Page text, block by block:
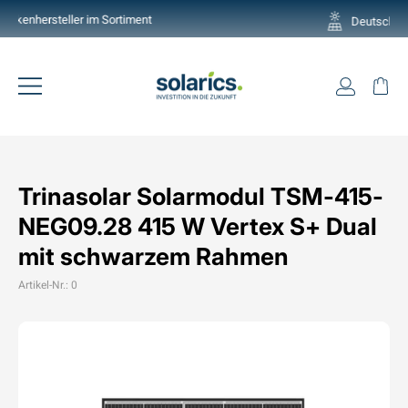
Direkt
zum
Pause
Deutschlands grösste Auswahl
Seitennavigation
Trinasolar Solarmodul TSM-415-
NEG09.28 415 W Vertex S+ Dual
mit schwarzem Rahmen
Artikel-Nr.: 0